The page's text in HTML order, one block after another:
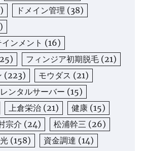
ドメイン管理 (38)
ンメント (16)
フィンジア初期脱毛 (21)
(223) モウダス (21)
レンタルサーバー (15)
上倉栄治 (21) 健康 (15)
宗介 (24) 松浦幹三 (26)
(158) 資金調達 (14)